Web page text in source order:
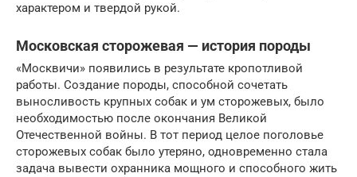
характером и твердой рукой.
Московская сторожевая — история породы
«Москвичи» появились в результате кропотливой
работы. Создание породы, способной сочетать
выносливость крупных собак и ум сторожевых, было
необходимостью после окончания Великой
Отечественной войны. В тот период целое поголовье
сторожевых собак было утеряно, одновременно стала
задача вывести охранника мощного и способного жить